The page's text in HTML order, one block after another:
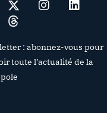
: abonnez-vous pour
toute l’actualité de la